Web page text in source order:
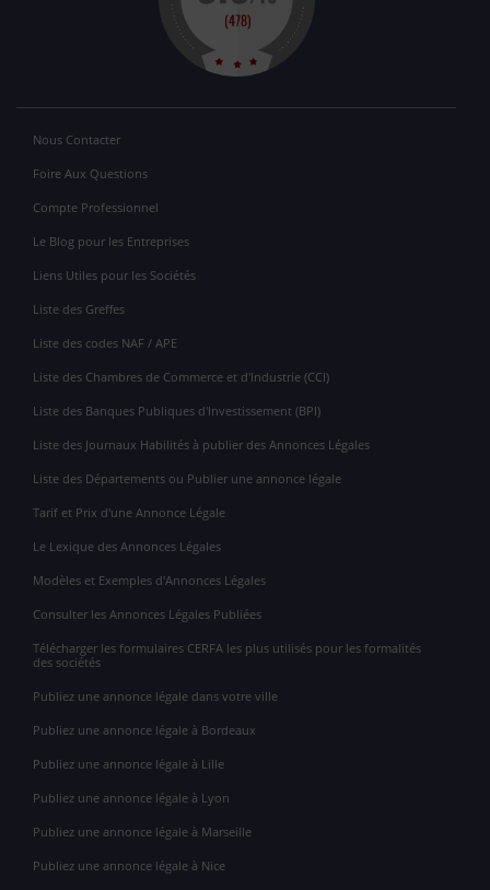
Nous Contacter
Foire Aux Questions
Compte Professionnel
Le Blog pour les Entreprises
Liens Utiles pour les Sociétés
Liste des Greffes
Liste des codes NAF / APE
Liste des Chambres de Commerce et d'Industrie (CCI)
Liste des Banques Publiques d'Investissement (BPI)
Liste des Journaux Habilités à publier des Annonces Légales
Liste des Départements ou Publier une annonce légale
Tarif et Prix d'une Annonce Légale
Le Lexique des Annonces Légales
Modèles et Exemples d'Annonces Légales
Consulter les Annonces Légales Publiées
Télécharger les formulaires CERFA les plus utilisés pour les formalités
des sociétés
Publiez une annonce légale dans votre ville
Publiez une annonce légale à Bordeaux
Publiez une annonce légale à Lille
Publiez une annonce légale à Lyon
Publiez une annonce légale à Marseille
Publiez une annonce légale à Nice